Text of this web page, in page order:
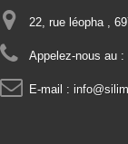
22, rue léopha ,
Appelez-nous au :
E-mail :